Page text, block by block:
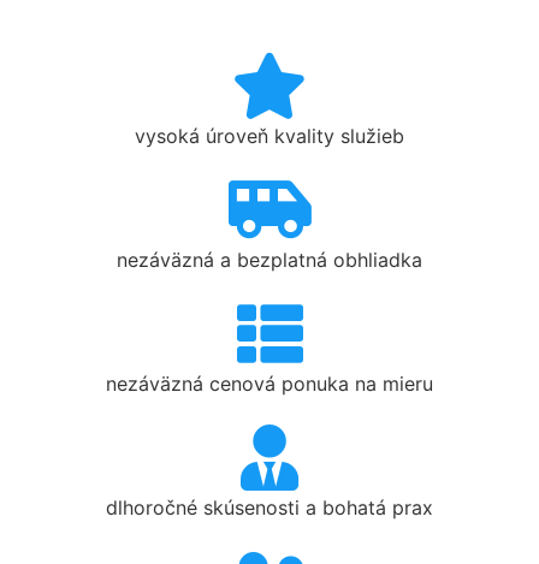
vysoká úroveň kvality služieb
nezáväzná a bezplatná obhliadka
nezáväzná cenová ponuka na mieru
dlhoročné skúsenosti a bohatá prax